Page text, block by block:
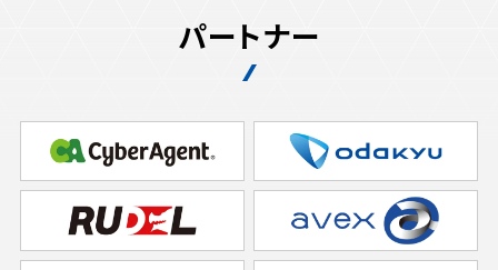
パートナー